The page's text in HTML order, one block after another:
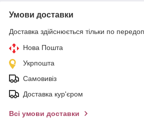
Умови доставки
Доставка здійснюється тільки по
Нова Пошта
Укрпошта
Самовивіз
Доставка кур'єром
Всі умови доставки